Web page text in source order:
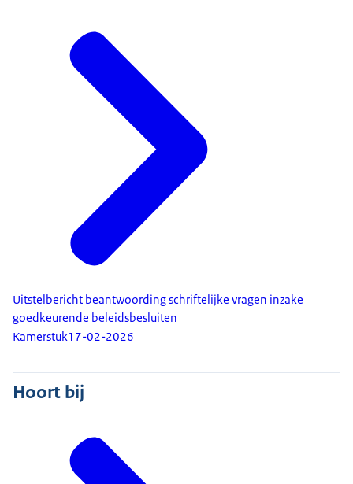
Uitstelbericht beantwoording schriftelijke vragen inzake
goedkeurende beleidsbesluiten
Kamerstuk17-02-2026
Hoort bij